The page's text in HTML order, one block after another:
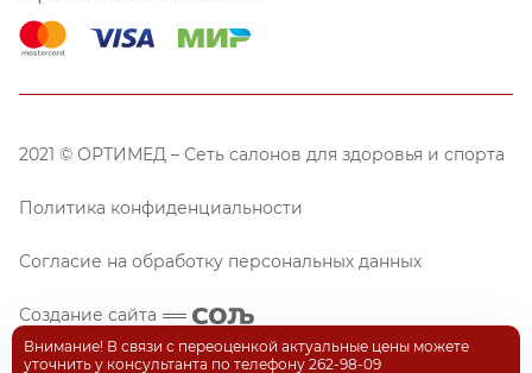
2021 © ОРТИМЕД – Сеть салонов для здоровья и спорта
Политика конфиденциальности
Согласие на обработку персональных данных
Создание сайта
Внимание! В связи с переоценкой актуальные цены можете
уточнить у консультанта по телефону 262-98-09